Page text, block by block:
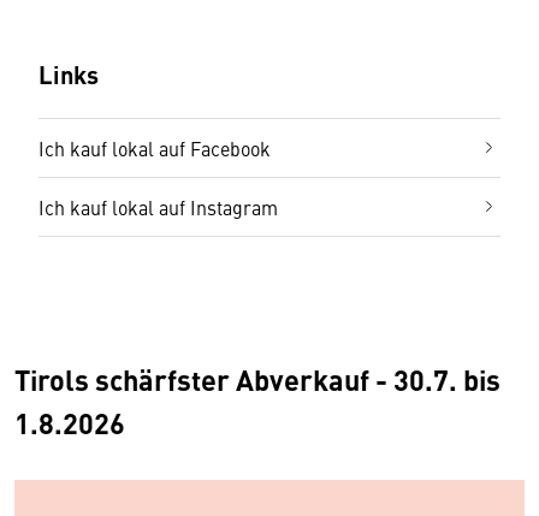
Links
Ich kauf lokal auf Facebook
Ich kauf lokal auf Instagram
Tirols schärfster Abverkauf - 30.7. bis
1.8.2026